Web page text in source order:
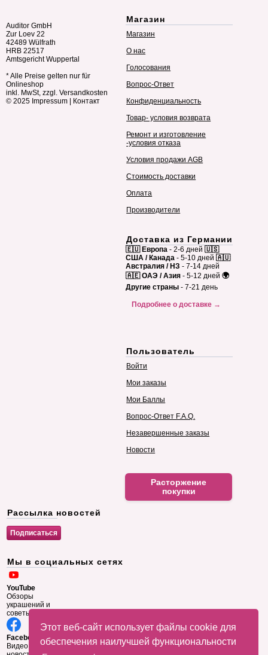
Этот веб-сайт использует файлы cookie для
обеспечения наилучшей функциональности
Auditor GmbH
Zur Loev 22
42489 Wülfrath
HRB 22517
Amtsgericht Wuppertal
* Alle Preise gelten nur für
Onlineshop
inkl. MwSt, zzgl. Versandkosten
© 2025 Impressum Контакт
Магазин
Магазин
О нас
Голосования
Вопрос-Ответ
Конфиденциальность
Товар- условия возврата
Ремонт и изготовление
-условия отказа
Условия продажи AGB
Стоимость доставки
Оплата
Производители
Доставка из Германии
🇪🇺 Европа - 2-6 дней 🇺🇸
США / Канада - 5-10 дней 🇦🇺
Австралия / НЗ - 7-14 дней
🇦🇪 ОАЭ / Азия - 5-12 дней 🌍
Другие страны - 7-21 день
Подробнее о доставке →
Пользователь
Войти
Мои заказы
Мои Баллы
Вопрос-Ответ F.A.Q.
Незавершенные заказы
Новости
Расторжение
покупки
Рассылка новостей
Мы в социальных сетях
YouTube
Обзоры
украшений и
советы
Facebook
Видео и